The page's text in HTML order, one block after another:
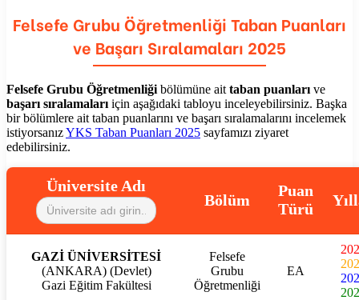
Felsefe Grubu Öğretmenliği Taban Puanları
ve Başarı Sıralamaları 2025
Felsefe Grubu Öğretmenliği bölümüne ait taban puanları ve
başarı sıralamaları için aşağıdaki tabloyu inceleyebilirsiniz. Başka
bir bölümlere ait taban puanlarını ve başarı sıralamalarını incelemek
istiyorsanızYKS Taban Puanları 2025 sayfamızı ziyaret
edebilirsiniz.
Üniversite Adı
Bölüm
Puan
Türü
GAZİ ÜNİVERSİTESİ
(ANKARA) (Devlet)
Gazi Eğitim Fakültesi
Felsefe
Grubu
Öğretmenliği
EA